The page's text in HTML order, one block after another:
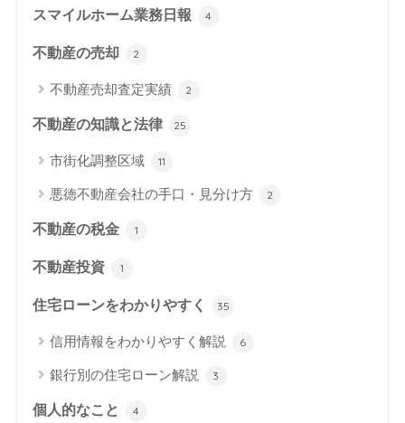
スマイルホーム業務日報 4
不動産の売却 2
不動産売却査定実績 2
不動産の知識と法律 25
市街化調整区域 11
悪徳不動産会社の手口・見分け方 2
不動産の税金 1
不動産投資 1
住宅ローンをわかりやすく 35
信用情報をわかりやすく解説 6
銀行別の住宅ローン解説 3
個人的なこと 4